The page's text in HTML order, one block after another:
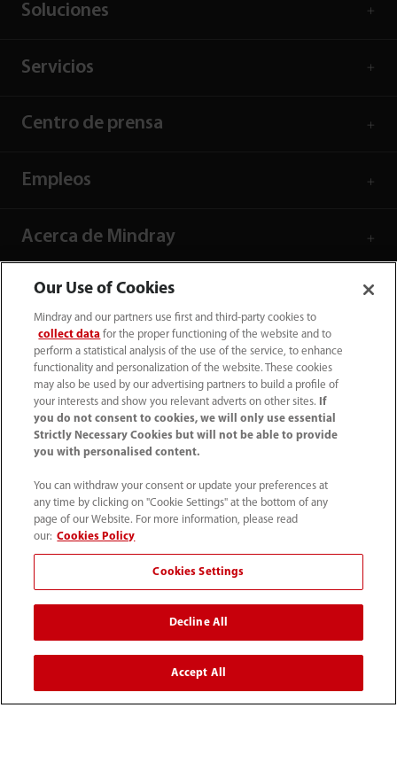
Soluciones
Servicios
Centro de prensa
Empleos
Acerca de Mindray
Información de contacto
52 55 5661 9450
intl-market@mindray.com
Condiciones de uso｜Mapa del sitio｜Aviso cookies｜
Contáctenos
Mindray Headquarters, Mindray Building, Keji 12th Road
Our Use of Cookies
Mindray and our partners use first and third-party cookies to
collect data for the proper functioning of the website and to
perform a statistical analysis of the use of the service, to enhance
functionality and personalization of the website. These cookies
may also be used by our advertising partners to build a profile of
your interests and show you relevant adverts on other sites.
If
you do not consent to cookies, we will only use essential
Strictly Necessary Cookies but will not be able to provide
you with personalised content.
You can withdraw your consent or update your preferences at
any time by clicking on "Cookie Settings" at the bottom of any
page of our Website. For more information, please read
our: Cookies Policy
Cookies Settings
Decline All
Accept All